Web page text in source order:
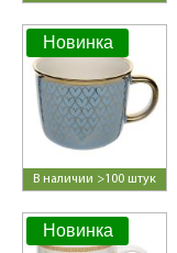
Новинка
В наличии >100 штук
Новинка